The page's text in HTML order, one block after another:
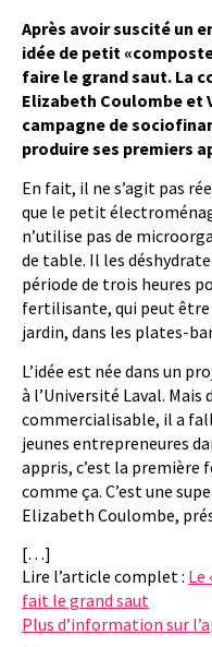
Après avoir suscité un
idée de petit
faire le grand saut. La
Elizabeth Coulombe et
campagne de
produire ses premiers
En fait, il ne s’agit pas
que le petit
n’utilise pas de
de table. Il les
période de trois heures
fertilisante, qui peut être
jardin, dans les plates-
L’idée est née dans un
à l’Université Laval. Mais
commercialisable, il a
jeunes entrepreneures
appris, c’est la première
comme ça. C’est une
Elizabeth Coulombe,
[…]
Lire l’article complet : Le
fait le grand saut
Plus d’information sur